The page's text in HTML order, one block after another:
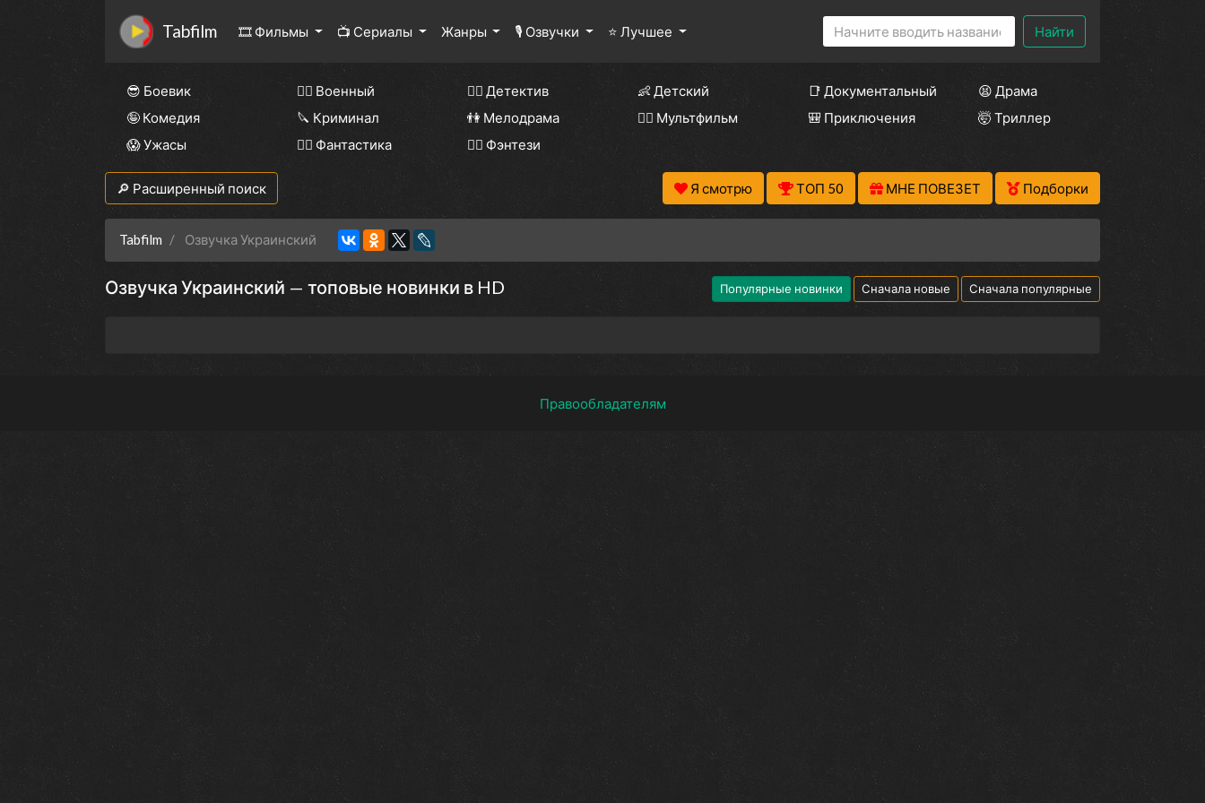
Tabfilm 🎞 Фильмы 📺 Сериалы Жанры 🎙 Озвучки ⭐ Лучшее Найти
😎 Боевик 👨‍✈️ Военный 🕵️‍♂️ Детектив 👶 Детский 📑 Документальный
😫 Драма
🤪 Комедия
🔪 Криминал 👫 Мелодрама 🧚‍♀️ Мультфильм 🎒 Приключения
🤯 Триллер
😱 Ужасы
🧙‍♀️ Фантастика 🧝‍♂️ Фэнтези
🔎 Расширенный поиск Я смотрю ТОП 50 МНЕ ПОВЕЗЕТ Подборки
Tabfilm Озвучка Украинский
Озвучка Украинский — топовые новинки в HD Популярные новинки Сначала новые Сначала популярные
Правообладателям